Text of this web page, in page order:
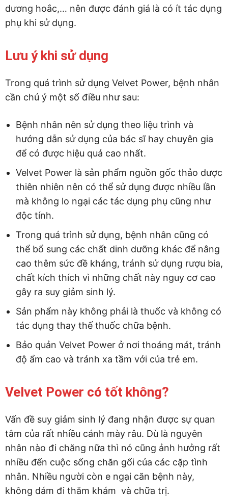
dương hoắc,… nên được đánh giá là có ít tác dụng
phụ khi sử dụng.
Lưu ý khi sử dụng
Trong quá trình sử dụng Velvet Power, bệnh nhân
cần chú ý một số điều như sau:
Bệnh nhân nên sử dụng theo liệu trình và
hướng dẫn sử dụng của bác sĩ hay chuyên gia
để có được hiệu quả cao nhất.
Velvet Power là sản phẩm nguồn gốc thảo dược
thiên nhiên nên có thể sử dụng được nhiều lần
mà không lo ngại các tác dụng phụ cũng như
độc tính.
Trong quá trình sử dụng, bệnh nhân cũng có
thể bổ sung các chất dinh dưỡng khác để nâng
cao thêm sức đề kháng, tránh sử dụng rượu bia,
chất kích thích vì những chất này nguy cơ cao
gây ra suy giảm sinh lý.
Sản phẩm này không phải là thuốc và không có
tác dụng thay thế thuốc chữa bệnh.
Bảo quản Velvet Power ở nơi thoáng mát, tránh
độ ẩm cao và tránh xa tầm với của trẻ em.
Velvet Power có tốt không?
Vấn đề suy giảm sinh lý đang nhận được sự quan
tâm của rất nhiều cánh mày râu. Dù là nguyên
nhân nào đi chăng nữa thì nó cũng ảnh hưởng rất
nhiều đến cuộc sống chăn gối của các cặp tình
nhân. Nhiều người còn e ngại căn bệnh này,
không dám đi thăm khám và chữa trị.